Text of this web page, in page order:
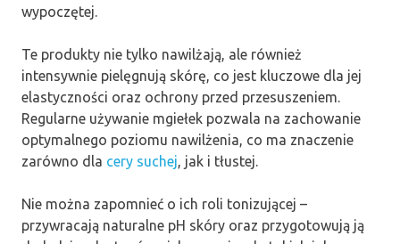
wypoczętej.
Te produkty nie tylko nawilżają, ale również
intensywnie pielęgnują skórę, co jest kluczowe dla jej
elastyczności oraz ochrony przed przesuszeniem.
Regularne używanie mgiełek pozwala na zachowanie
optymalnego poziomu nawilżenia, co ma znaczenie
zarówno dla cery suchej, jak i tłustej.
Nie można zapomnieć o ich roli tonizującej –
przywracają naturalne pH skóry oraz przygotowują ją